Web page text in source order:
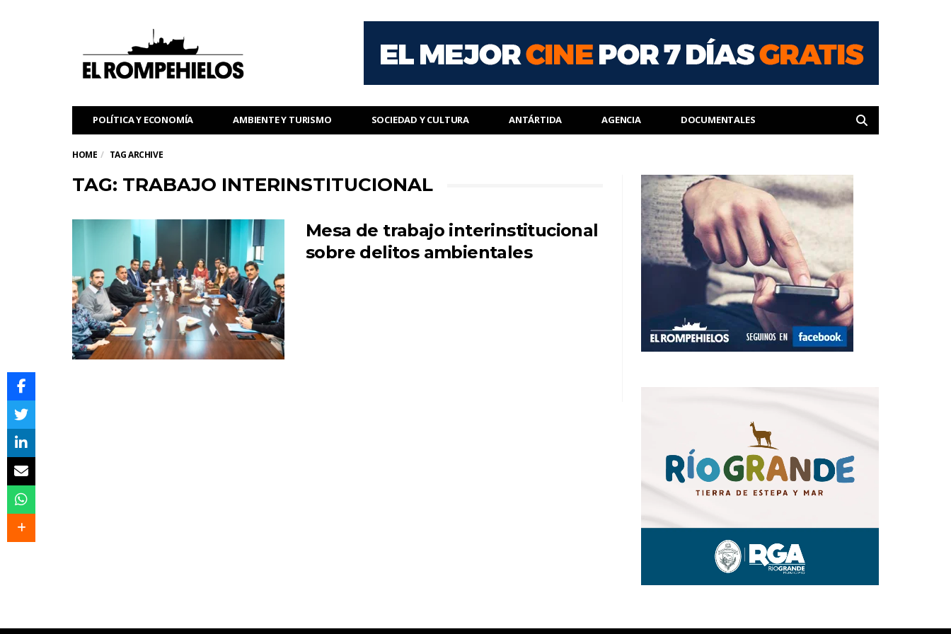
POLÍTICA Y ECONOMÍA AMBIENTE Y TURISMO SOCIEDAD Y CULTURA ANTÁRTIDA AGENCIA DOCUMENTALES
HOME TAG ARCHIVE
TAG: TRABAJO INTERINSTITUCIONAL
Mesa de trabajo interinstitucional
sobre delitos ambientales